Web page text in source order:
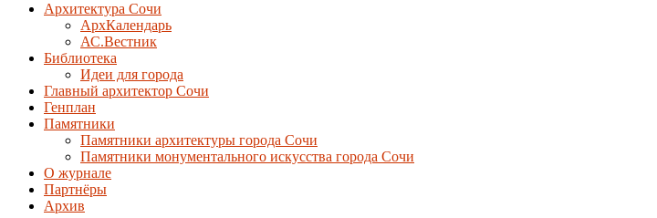
Архитектура Сочи
АрхКалендарь
АС.Вестник
Библиотека
Идеи для города
Главный архитектор Сочи
Генплан
Памятники
Памятники архитектуры города Сочи
Памятники монументального искусства города Сочи
О журнале
Партнёры
Архив